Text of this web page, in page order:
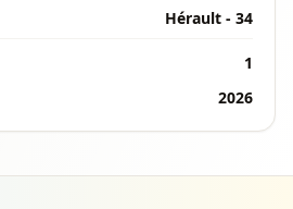
Hérault - 34
1
2026